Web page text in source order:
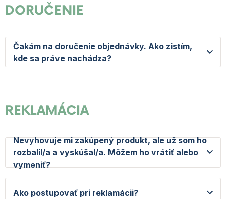
DORUČENIE
Čakám na doručenie objednávky. Ako zistím,
kde sa práve nachádza?
REKLAMÁCIA
Nevyhovuje mi zakúpený produkt, ale už som ho
rozbalil/a a vyskúšal/a. Môžem ho vrátiť alebo
vymeniť?
Ako postupovať pri reklamácii?